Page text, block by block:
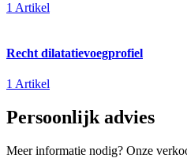
1 Artikel
Recht dilatatievoegprofiel
1 Artikel
Persoonlijk advies
Meer informatie nodig? Onze